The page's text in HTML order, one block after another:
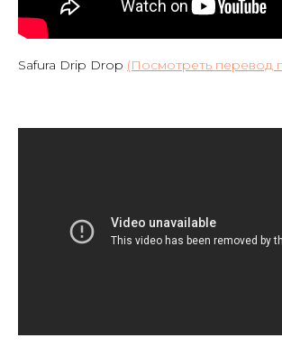
Safura Drip Drop (Посмотреть перевод